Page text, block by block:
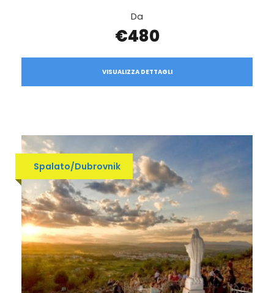
Da
€480
VISUALIZZA DETTAGLI
Spalato/Dubrovnik